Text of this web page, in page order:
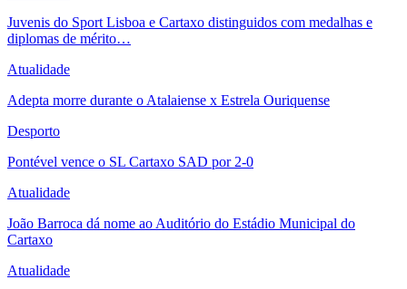
Juvenis do Sport Lisboa e Cartaxo distinguidos com medalhas e
diplomas de mérito…
Atualidade
Adepta morre durante o Atalaiense x Estrela Ouriquense
Desporto
Pontével vence o SL Cartaxo SAD por 2-0
Atualidade
João Barroca dá nome ao Auditório do Estádio Municipal do
Cartaxo
Atualidade